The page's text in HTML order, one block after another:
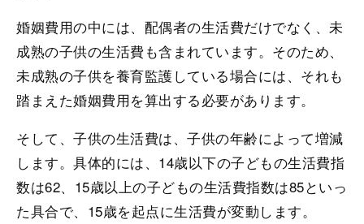
婚姻費用の中には、配偶者の生活費だけでなく、未
成熟の子供の生活費も含まれています。そのため、
未成熟の子供を養育監護している場合には、それも
踏まえた婚姻費用を算出する必要があります。
そして、子供の生活費は、子供の年齢によって増減
します。具体的には、14歳以下の子どもの生活費指
数は62、15歳以上の子どもの生活費指数は85といっ
た具合で、15歳を起点に生活費が変動します。